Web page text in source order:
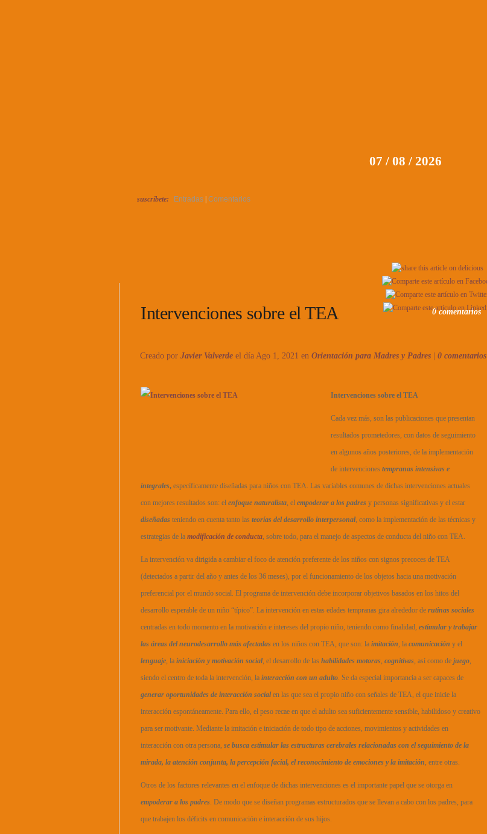
07 / 08 / 2026
suscríbete: Entradas Comentarios
Intervenciones sobre el TEA 0 comentarios
Creado por Javier Valverde el día Ago 1, 2021 en Orientación para Madres y Padres 0 comentarios
Intervenciones sobre el TEA
Cada vez más, son las publicaciones que presentan
resultados prometedores, con datos de seguimiento
en algunos años posteriores, de la implementación
de intervenciones tempranas intensivas e
integrales, específicamente diseñadas para niños con TEA. Las variables comunes de dichas intervenciones actuales
con mejores resultados son: el enfoque naturalista, el empoderar a los padres y personas significativas y el estar
diseñadas teniendo en cuenta tanto las teorías del desarrollo interpersonal, como la implementación de las técnicas y
estrategias de la modificación de conducta, sobre todo, para el manejo de aspectos de conducta del niño con TEA.
La intervención va dirigida a cambiar el foco de atención preferente de los niños con signos precoces de TEA
(detectados a partir del año y antes de los 36 meses), por el funcionamiento de los objetos hacia una motivación
preferencial por el mundo social. El programa de intervención debe incorporar objetivos basados en los hitos del
desarrollo esperable de un niño “típico”. La intervención en estas edades tempranas gira alrededor de rutinas sociales
centradas en todo momento en la motivación e intereses del propio niño, teniendo como finalidad, estimular y trabajar
las áreas del neurodesarrollo más afectadas en los niños con TEA, que son: la imitación, la comunicación y el
lenguaje, la iniciación y motivación social, el desarrollo de las habilidades motoras, cognitivas, así como de juego,
siendo el centro de toda la intervención, la interacción con un adulto. Se da especial importancia a ser capaces de
generar oportunidades de interacción socialen las que sea el propio niño con señales de TEA, el que inicie la
interacción espontáneamente. Para ello, el peso recae en que el adulto sea suficientemente sensible, habilidoso y creativo
para ser motivante. Mediante la imitación e iniciación de todo tipo de acciones, movimientos y actividades en
interacción con otra persona, se busca estimular las estructuras cerebrales relacionadas con el seguimiento de la
mirada, la atención conjunta, la percepción facial, el reconocimiento de emociones y la imitación, entre otras.
Otros de los factores relevantes en el enfoque de dichas intervenciones es el importante papel que se otorga en
empoderar a los padres. De modo que se diseñan programas estructurados que se llevan a cabo con los padres, para
que trabajen los déficits en comunicación e interacción de sus hijos.